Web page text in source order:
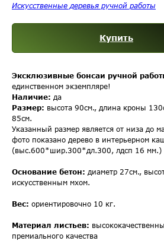
Искусственные деревья ручной работы
Купить
Эксклюзивные бонсаи ручной
единственном экземпляре!
Наличие: да
Размер: высота 90см., длина кроны
85см.
Указанный размер является от низа до
фото показано дерево в интерьерном
(выс.600*шир.300*дл.300, лдсп 16 мм.)
Основание бетон: диаметр 27см.,
искусственным мхом.
Вес: ориентировочно 10 кг.
Материал листьев:
премиального качества